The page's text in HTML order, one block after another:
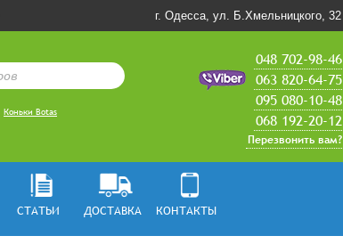
г. Одесса, ул. Б.Хмельницкого, 32
Коньки Botas
048 702-98-46
063 820-64-75
095 080-10-48
068 192-20-12
Перезвонить вам?
СТАТЬИ ДОСТАВКА КОНТАКТЫ